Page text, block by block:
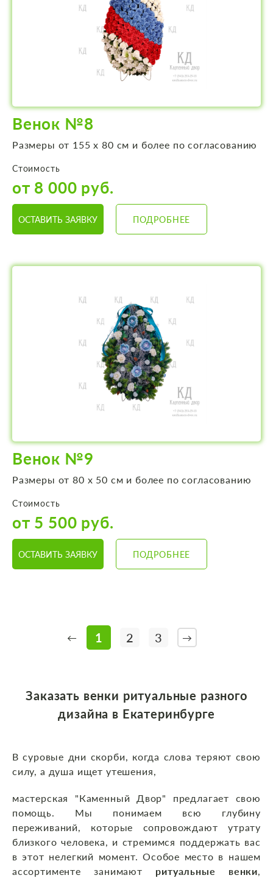
Венок №8
Размеры от 155 х 80 см и более по согласованию
Стоимость
от 8 000 руб.
ОСТАВИТЬ ЗАЯВКУ ПОДРОБНЕЕ
Венок №9
Размеры от 80 х 50 см и более по согласованию
Стоимость
от 5 500 руб.
ОСТАВИТЬ ЗАЯВКУ ПОДРОБНЕЕ
← 1 2 3 →
Заказать венки ритуальные разного
дизайна в Екатеринбурге
В суровые дни скорби, когда слова теряют свою
силу, а душа ищет утешения,
мастерская "Каменный Двор" предлагает свою
помощь. Мы понимаем всю глубину
переживаний, которые сопровождают утрату
близкого человека, и стремимся поддержать вас
в этот нелегкий момент. Особое место в нашем
ассортименте занимают ритуальные венки,